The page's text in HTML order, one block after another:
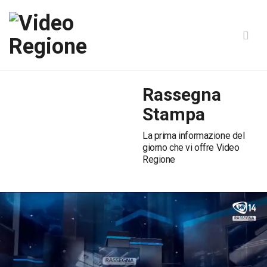
Rassegna
Stampa
La prima informazione del
giorno che vi offre Video
Regione